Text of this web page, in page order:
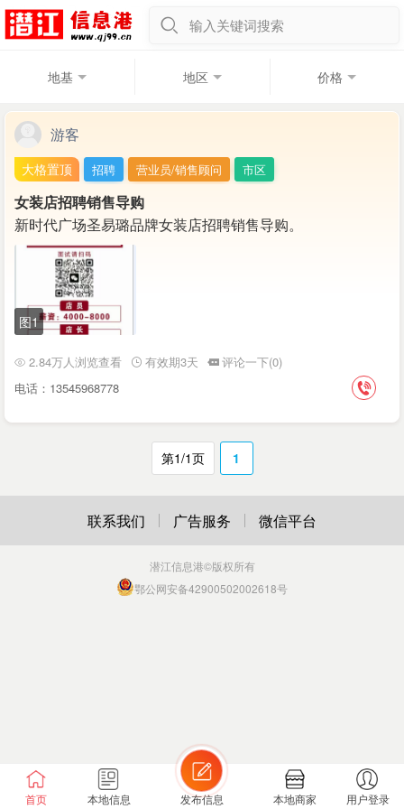
输入关键词搜索
地基 地区 价格
游客
大格置顶 招聘 营业员/销售顾问 市区
女装店招聘销售导购
新时代广场圣易璐品牌女装店招聘销售导购。
图1
2.84万人浏览查看 有效期3天
评论一下(0)
电话：13545968778
第1/1页 1
首页 本地信息 发布信息 本地商家 用户登录
联系我们 广告服务 微信平台
潜江信息港©版权所有
鄂公网安备42900502002618号